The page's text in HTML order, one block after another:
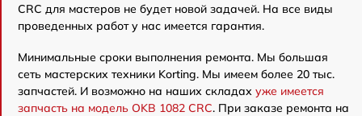
CRC для мастеров не будет новой задачей. На все виды
проведенных работ у нас имеется гарантия.
Минимальные сроки выполнения ремонта. Мы большая
сеть мастерских техники Korting. Мы имеем более 20 тыс.
запчастей. И возможно на наших складах уже имеется
запчасть на модель OKB 1082 CRC. При заказе ремонта на